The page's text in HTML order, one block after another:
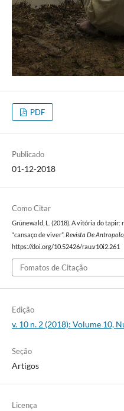
PDF
Publicado
01-12-2018
Como Citar
Grünewald, L. (2018). A vitória do
“cansaço de viver”. Revista De
https://doi.org/10.52426/rau.v10i2.261
Fomatos de Citação
Edição
v. 10 n. 2 (2018): Volume 10,
Seção
Artigos
Licença